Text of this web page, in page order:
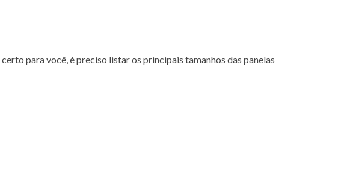
certo para você, é preciso listar os principais tamanhos das panelas